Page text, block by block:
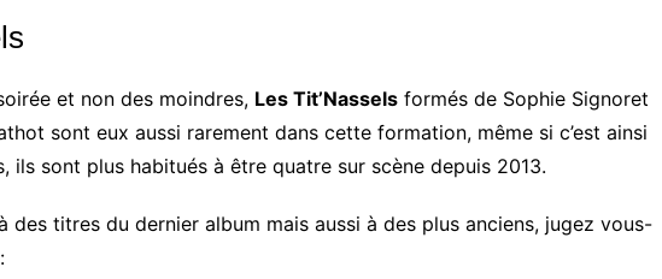
et non des moindres, Les Tit’Nassels formés de Sophie Signoret
sont eux aussi rarement dans cette formation, même si c’est ainsi
ils sont plus habitués à être quatre sur scène depuis 2013.
des titres du dernier album mais aussi à des plus anciens, jugez vous-